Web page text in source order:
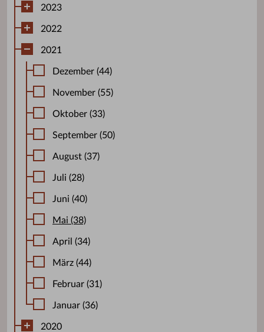
2023
2022
2021
Dezember (44)
November (55)
Oktober (33)
September (50)
August (37)
Juli (28)
Juni (40)
Mai (38)
April (34)
März (44)
Februar (31)
Januar (36)
2020